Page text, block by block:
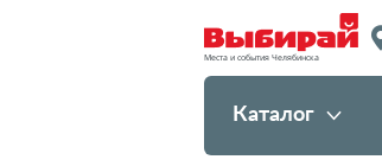
Места и события Челябинска
Каталог